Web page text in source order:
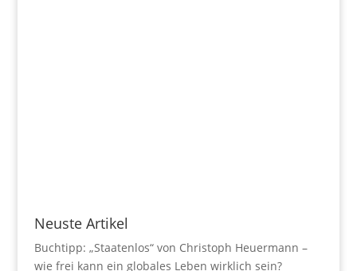
Neuste Artikel
Buchtipp: „Staatenlos“ von Christoph Heuermann –
wie frei kann ein globales Leben wirklich sein?